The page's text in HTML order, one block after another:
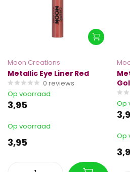
Moon Creations
Metallic Eye Liner Red
0 reviews
Op voorraad
3,95
Op voorraad
3,95
Op
Op